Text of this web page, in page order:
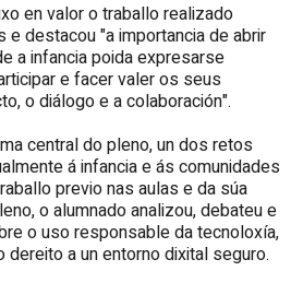
en valor o traballo realizado
destacou "a importancia de abrir
a infancia poida expresarse
e facer valer os seus
o diálogo e a colaboración".
central do pleno, un dos retos
á infancia e ás comunidades
previo nas aulas e da súa
o alumnado analizou, debateu e
o uso responsable da tecnoloxía,
a un entorno dixital seguro.